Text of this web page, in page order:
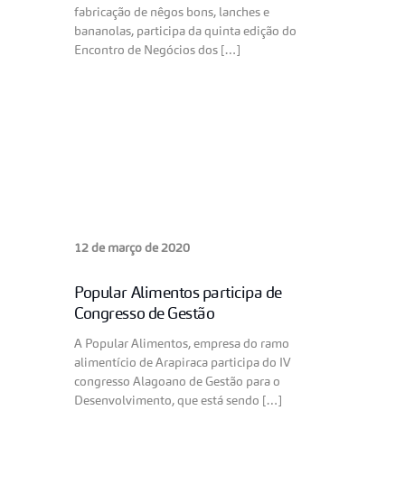
fabricação de nêgos bons, lanches e
bananolas, participa da quinta edição do
Encontro de Negócios dos […]
12 de março de 2020
Popular Alimentos participa de
Congresso de Gestão
A Popular Alimentos, empresa do ramo
alimentício de Arapiraca participa do IV
congresso Alagoano de Gestão para o
Desenvolvimento, que está sendo […]